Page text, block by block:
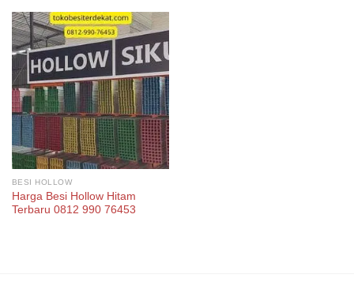
BESI HOLLOW
Harga Besi Hollow Hitam
Terbaru 0812 990 76453